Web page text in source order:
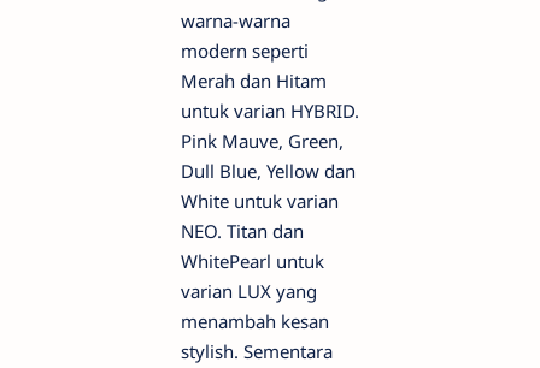
warna-warna
modern seperti
Merah dan Hitam
untuk varian HYBRID.
Pink Mauve, Green,
Dull Blue, Yellow dan
White untuk varian
NEO. Titan dan
WhitePearl untuk
varian LUX yang
menambah kesan
stylish. Sementara